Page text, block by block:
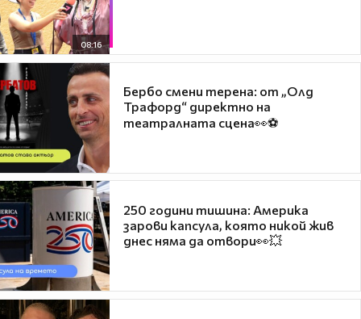
08:16
Бербо смени терена: от „Олд
Трафорд“ директно на
театралната сцена👀⚽
250 години тишина: Америка
зарови капсула, която никой жив
днес няма да отвори👀💥